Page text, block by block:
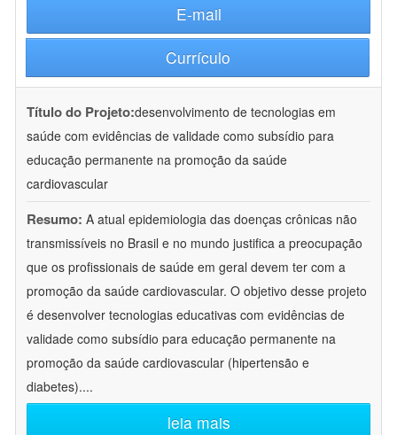
E-mail
Currículo
Título do Projeto:desenvolvimento de tecnologias em
saúde com evidências de validade como subsídio para
educação permanente na promoção da saúde
cardiovascular
Resumo: A atual epidemiologia das doenças crônicas não
transmissíveis no Brasil e no mundo justifica a preocupação
que os profissionais de saúde em geral devem ter com a
promoção da saúde cardiovascular. O objetivo desse projeto
é desenvolver tecnologias educativas com evidências de
validade como subsídio para educação permanente na
promoção da saúde cardiovascular (hipertensão e
diabetes)....
leia mais